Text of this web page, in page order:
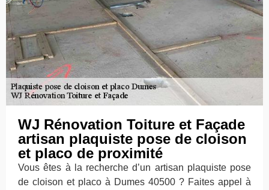
WJ Rénovation Toiture et Façade
artisan plaquiste pose de cloison
et placo de proximité
Vous êtes à la recherche d’un artisan plaquiste pose
de cloison et placo à Dumes 40500 ? Faites appel à